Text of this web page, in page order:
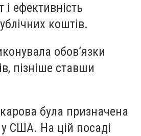
і ефективність
коштів.
обов’язки
пізніше ставши
була призначена
США. На цій посаді